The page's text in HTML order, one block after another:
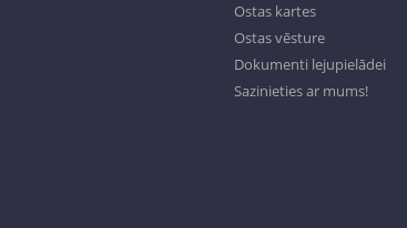
Ostas kartes
Ostas vēsture
Dokumenti lejupielādei
Sazinieties ar mums!